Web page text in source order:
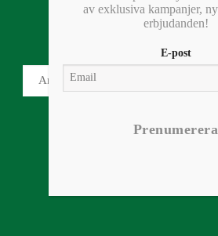
Foodsavers
av exklusiva kampanjer,
erbjudanden!
E-post
Prenumerera